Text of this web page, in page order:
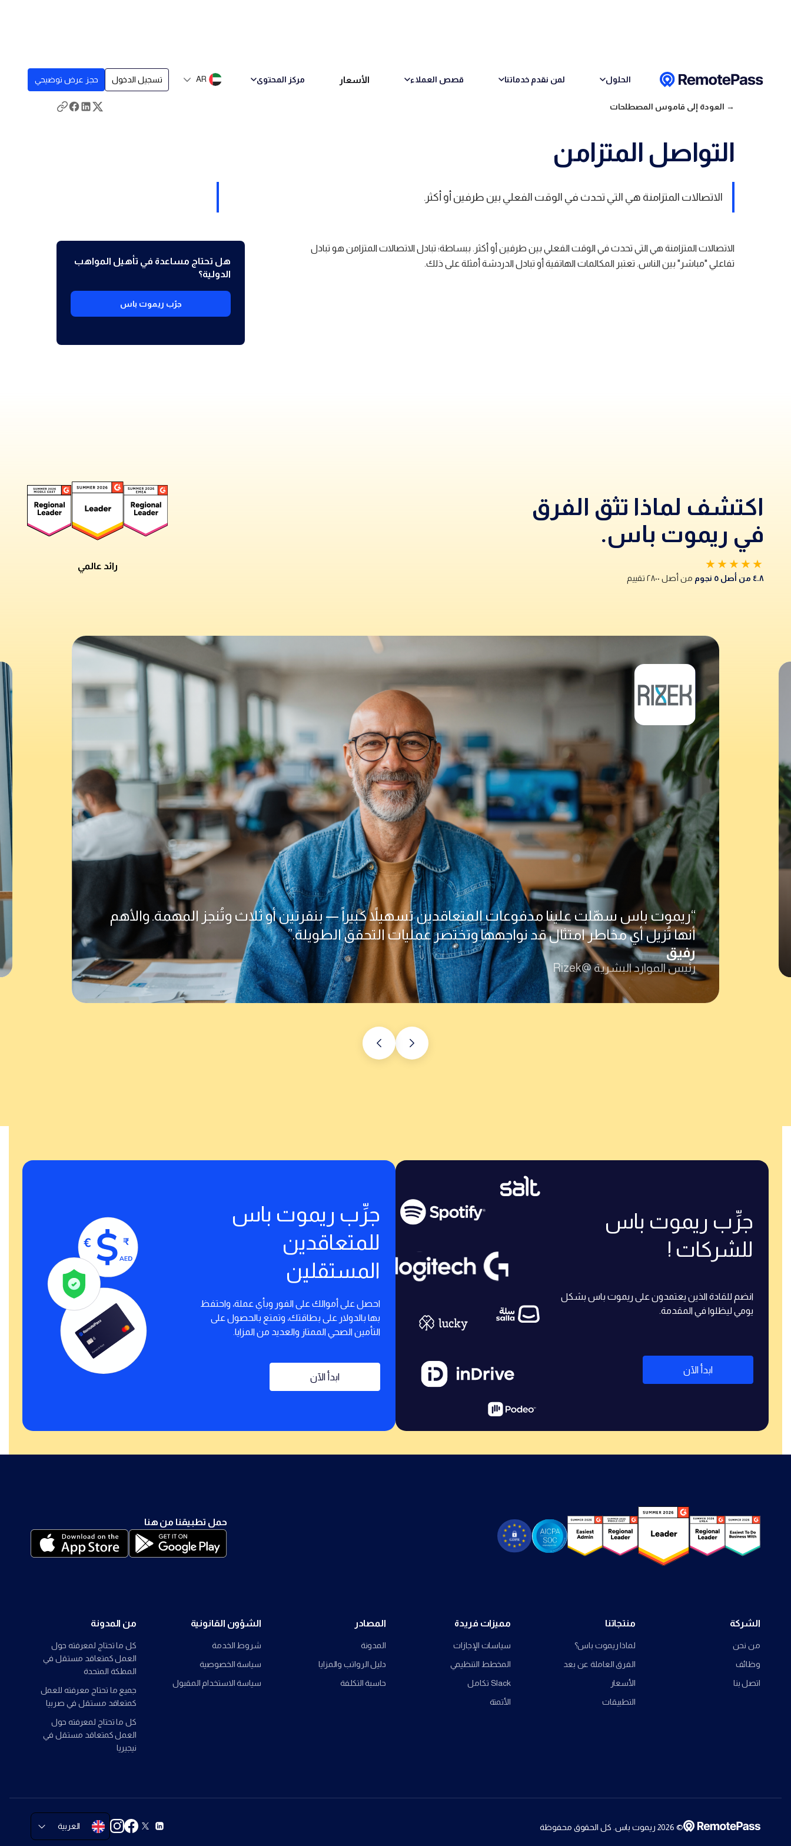
الحلول لمن نقدم خدماتنا قصص العملاء الأسعار مركز المحتوى AR حجز عرض توضيحي تسجيل الدخول
→ العودة إلى قاموس المصطلحات
التواصل المتزامن
الاتصالات المتزامنة هي التي تحدث في الوقت الفعلي بين طرفين أو أكثر.
الاتصالات المتزامنة هي التي تحدث في الوقت الفعلي بين طرفين أو أكثر. ببساطة؛ تبادل الاتصالات المتزامن هو تبادل
تفاعلي "مباشر" بين الناس. تعتبر المكالمات الهاتفية أو تبادل الدردشة أمثلة على ذلك.
هل تحتاج مساعدة في تأهيل المواهب
الدولية؟
جرّب ريموت باس
اكتشف لماذا تثق الفرق
في ريموت باس.
★★★★★
٤.٨ من أصل ٥ نجوم من أصل ٢٨٠٠ تقييم
رائد عالمي
“ريموت باس سهّلت علينا مدفوعات المتعاقدين تسهيلاً كبيراً — بنقرتين أو ثلاث وتُنجز المهمة. والأهم
أنها تُزيل أي مخاطر امتثال قد نواجهها وتختصر عمليات التحقق الطويلة.”
رفيق
رئيس الموارد البشرية @Rizek
جرِّب ريموت باس
للشركات !
انضم للقادة الذين يعتمدون على ريموت باس بشكل
يومي ليظلوا في المقدمة.
ابدأ الآن
جرِّب ريموت باس
للمتعاقدين
المستقلين
احصل على أموالك على الفور وبأي عملة، واحتفظ
بها بالدولار على بطاقتك، وتمتع بالحصول على
التأمين الصحي الممتاز والعديد من المزايا.
ابدأ الآن
حمل تطبيقنا من هنا
الشركة
من نحن
وظائف
اتصل بنا
منتجاتنا
لماذا ريموت باس؟
الفرق العاملة عن بعد
الأسعار
التطبيقات
مميزات فريدة
سياسات الإجازات
المخطط التنظيمي
Slack تكامل
الأتمتة
المصادر
المدونة
دليل الرواتب والمزايا
حاسبة التكلفة
الشؤون القانونية
شروط الخدمة
سياسة الخصوصية
سياسة الاستخدام المقبول
من المدونة
كل ما تحتاج لمعرفته حول
العمل كمتعاقد مستقل في
المملكة المتحدة
جميع ما تحتاج معرفته للعمل
كمتعاقد مستقل في صربيا
كل ما تحتاج لمعرفته حول
العمل كمتعاقد مستقل في
نيجيريا
©
2026 ريموت باس. كل الحقوق محفوظة العربية